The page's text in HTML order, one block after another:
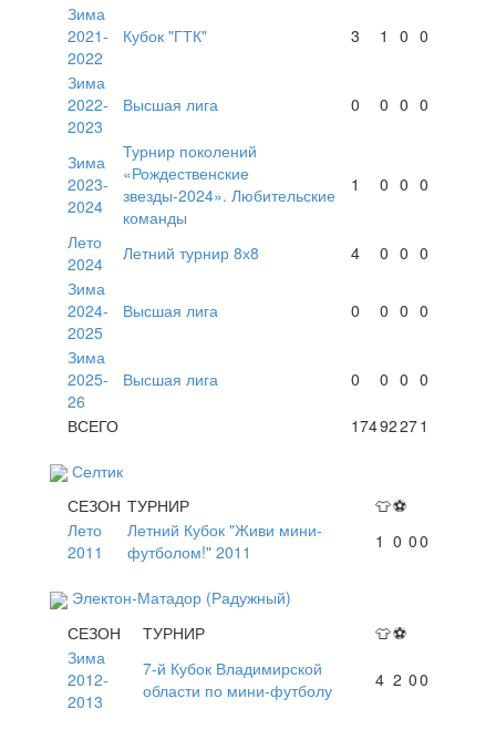
Зима
2021-
2022
Кубок "ГТК" 3 1 0 0
Зима
2022-
2023
Высшая лига 0 0 0 0
Зима
2023-
2024
Турнир поколений
«Рождественские
звезды-2024». Любительские
команды
1 0 0 0
Лето
2024
Летний турнир 8х8 4 0 0 0
Зима
2024-
2025
Высшая лига 0 0 0 0
Зима
2025-
26
Высшая лига 0 0 0 0
ВСЕГО 17492271
Селтик
СЕЗОН ТУРНИР 👕⚽
Лето
2011
Летний Кубок "Живи мини-
футболом!" 2011
1 0 00
Электон-Матадор (Радужный)
СЕЗОН
ТУРНИР 👕⚽
Зима
2012-
2013
7-й Кубок Владимирской
области по мини-футболу
4 2 00